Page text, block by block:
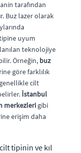
tarafından
Buz lazer olarak
uyum
teknolojiye
Örneğin, buz
göre farklılık
cilt
İstanbul
merkezleri gibi
erişim daha
tipinin ve kıl